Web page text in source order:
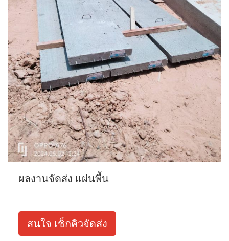
ผลงานจัดส่ง แผ่นพื้น
สนใจ เช็กคิวจัดส่ง